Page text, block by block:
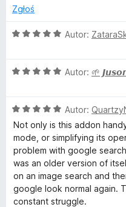
n
:
5
Zgłoś
O
n
5
/
5
Autor:
O
n
a
:
5
/
5
Autor: 🌱
O
c
e
n
a
5
/
Autor:
Not only is this addon
mode, or simplifying its
problem with google
was an older version of
on an image search and
google look normal again.
constant struggle.